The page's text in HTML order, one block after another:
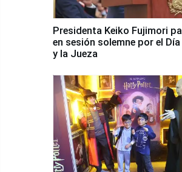
Presidenta Keiko Fujimori
en sesión solemne por el
y la Jueza